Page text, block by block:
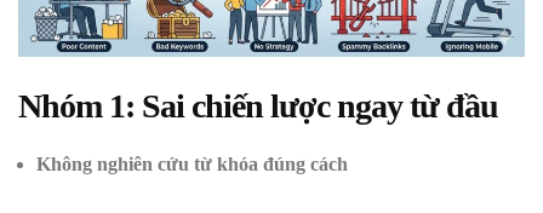
Nhóm 1: Sai chiến lược ngay từ đầu
Không nghiên cứu từ khóa đúng cách